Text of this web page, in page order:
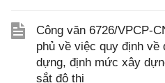
Công văn 6726/VPCP-
phủ về việc quy định
dựng, định mức xây
sắt đô thị